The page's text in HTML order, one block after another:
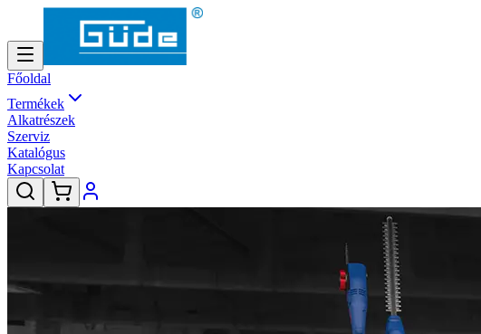
Főoldal
Termékek
Alkatrészek
Szerviz
Katalógus
Kapcsolat